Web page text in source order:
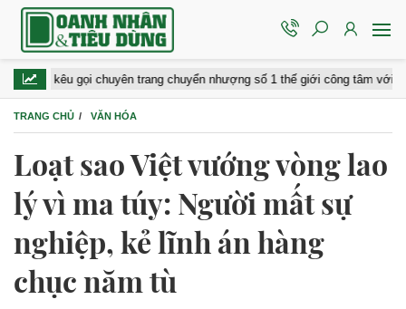
gọi chuyên trang chuyển nhượng số 1 thế giới công tâm với đội tuyển
TRANG CHỦ VĂN HÓA
Loạt sao Việt vướng vòng lao
lý vì ma túy: Người mất sự
nghiệp, kẻ lĩnh án hàng
chục năm tù